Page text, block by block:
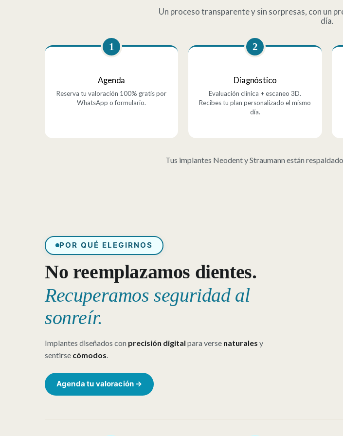
Un proceso transparente y sin sorpresas, con un
día.
1
Agenda
Reserva tu valoración 100% gratis por
WhatsApp o formulario.
2
Diagnóstico
Evaluación clínica + escaneo 3D.
Recibes tu plan personalizado el mismo
día.
Tus implantes Neodent y Straumann están
POR QUÉ ELEGIRNOS
No reemplazamos dientes.
Recuperamos seguridad al
sonreír.
Implantes diseñados con precisión digital para verse naturales y
sentirse cómodos.
Agenda tu valoración →